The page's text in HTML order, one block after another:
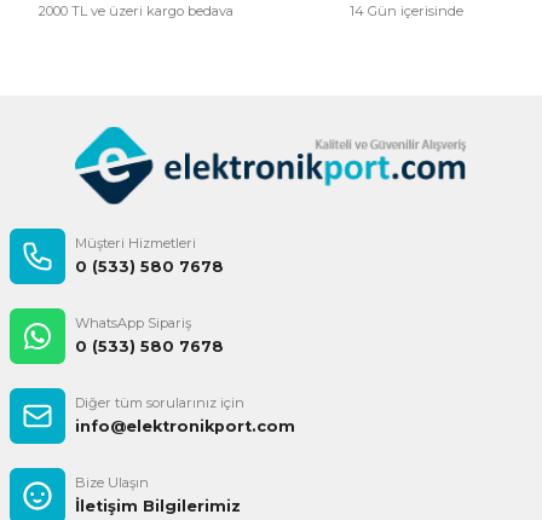
2000 TL ve üzeri kargo bedava 14 Gün içerisinde
Müşteri Hizmetleri
0 (533) 580 7678
WhatsApp Sipariş
0 (533) 580 7678
Diğer tüm sorularınız için
info@elektronikport.com
Bize Ulaşın
İletişim Bilgilerimiz